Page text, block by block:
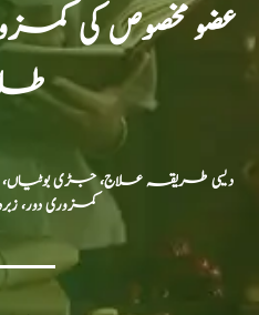
عضو مخصوص کی
دیسی طریقہ علاج، جڑی بوٹیاں،
کمزوری دور،